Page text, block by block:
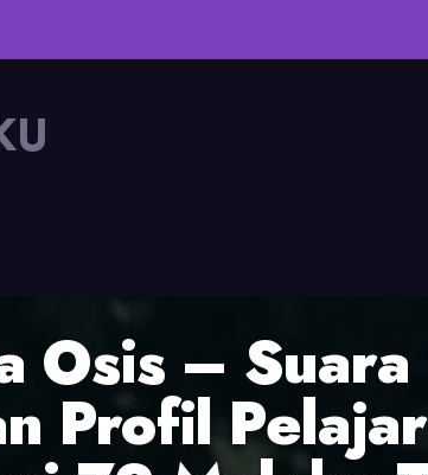
Osis –
Profil